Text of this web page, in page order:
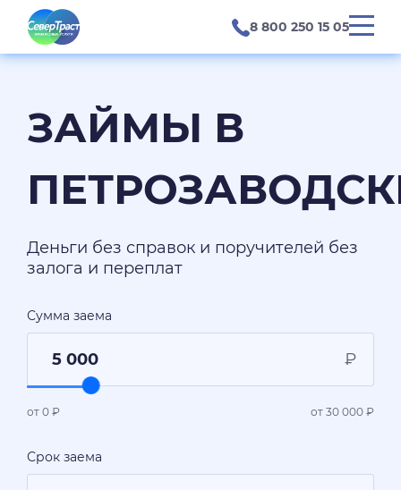
8 800 250 15 05
ЗАЙМЫ В
Деньги без справок и поручителей без
залога и переплат
Сумма заема
₽
от 0 ₽ от 30 000 ₽
Срок заема